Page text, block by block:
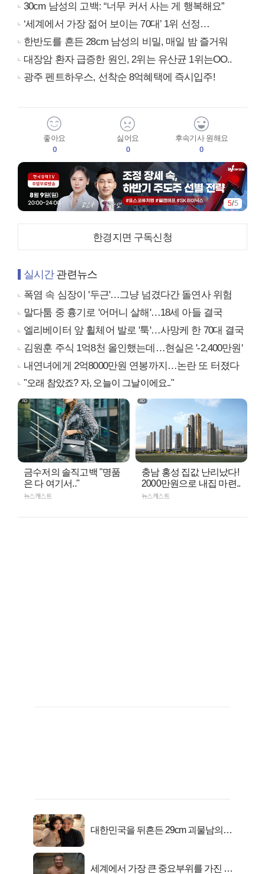
30cm 남성의 고백: “너무 커서 사는 게 행복해요”
‘세계에서 가장 젊어 보이는 70대’ 1위 선정…
한반도를 흔든 28cm 남성의 비밀, 매일 밤 즐거워
대장암 환자 급증한 원인, 2위는 유산균 1위는OO..
광주 펜트하우스, 선착순 8억혜택에 즉시입주!
좋아요
0
싫어요
0
후속기사 원해요
0
1/5
한경지면 구독신청
실시간관련뉴스
폭염 속 심장이 '두근'…그냥 넘겼다간 돌연사 위험
말다툼 중 흉기로 '어머니 살해'…18세 아들 결국
엘리베이터 앞 휠체어 발로 '툭'…사망케 한 70대 결국
김원훈 주식 1억8천 올인했는데…현실은 '-2,400만원'
내연녀에게 2억8000만원 연봉까지…논란 또 터졌다
"오래 참았죠? 자, 오늘이 그날이에요.."
금수저의 솔직고백 "명품
은 다 여기서.."
뉴스캐스트
충남 홍성 집값 난리났다!
2000만원으로 내집 마련..
뉴스캐스트
대한민국을 뒤흔든 29cm 괴물남의
세계에서 가장 큰 중요부위를 가진 남